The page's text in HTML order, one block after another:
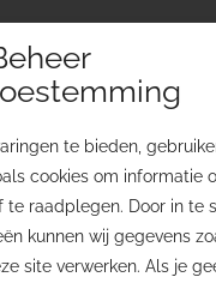
te bieden,
cookies om informatie
raadplegen. Door in te
kunnen wij gegevens
site verwerken. Als je